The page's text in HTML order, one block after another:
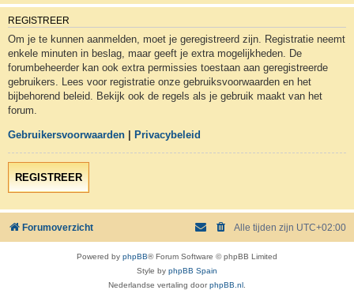
REGISTREER
Om je te kunnen aanmelden, moet je geregistreerd zijn. Registratie neemt
enkele minuten in beslag, maar geeft je extra mogelijkheden. De
forumbeheerder kan ook extra permissies toestaan aan geregistreerde
gebruikers. Lees voor registratie onze gebruiksvoorwaarden en het
bijbehorend beleid. Bekijk ook de regels als je gebruik maakt van het
forum.
Gebruikersvoorwaarden Privacybeleid
REGISTREER
Forumoverzicht Alle tijden zijn UTC+02:00
Powered by phpBB® Forum Software © phpBB Limited
Style by phpBB Spain
Nederlandse vertaling doorphpBB.nl .